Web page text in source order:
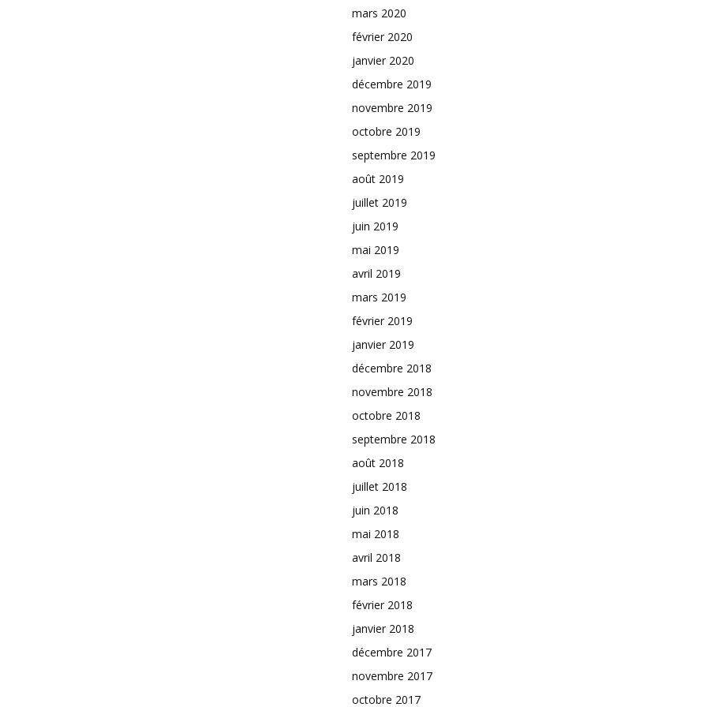
mars 2020
février 2020
janvier 2020
décembre 2019
novembre 2019
octobre 2019
septembre 2019
août 2019
juillet 2019
juin 2019
mai 2019
avril 2019
mars 2019
février 2019
janvier 2019
décembre 2018
novembre 2018
octobre 2018
septembre 2018
août 2018
juillet 2018
juin 2018
mai 2018
avril 2018
mars 2018
février 2018
janvier 2018
décembre 2017
novembre 2017
octobre 2017